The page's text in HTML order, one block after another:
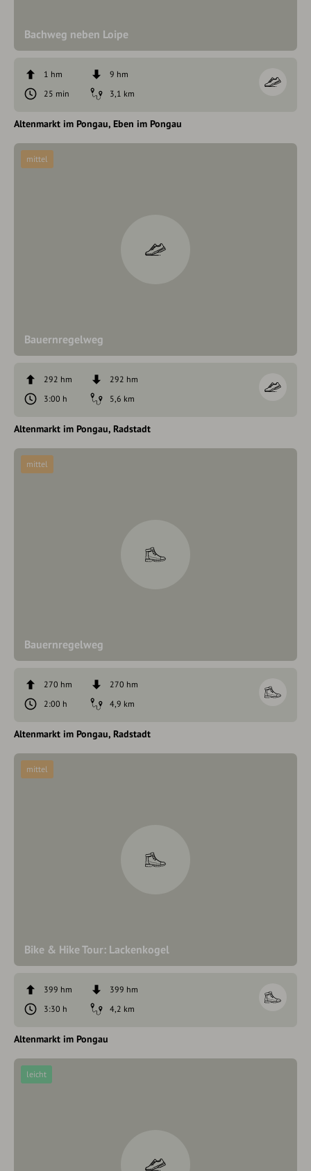
Bachweg neben Loipe
1 hm
9 hm
25 min
3,1 km
Altenmarkt im Pongau Eben im Pongau
Bauernregelweg
mittel
292 hm
292 hm
3:00 h
5,6 km
Altenmarkt im Pongau Radstadt
Bauernregelweg
mittel
270 hm
270 hm
2:00 h
4,9 km
Altenmarkt im Pongau Radstadt
Bike & Hike Tour: Lackenkogel
mittel
399 hm
399 hm
3:30 h
4,2 km
Altenmarkt im Pongau
leicht